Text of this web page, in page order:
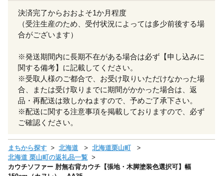
決済完了からおおよそ1か月程度
（受注生産のため、受付状況によっては多少前後する場
合がございます）
※発送期間内に長期不在がある場合は必ず【申し込みに
関する備考】に記載してください。
※受取人様のご都合で、お受け取りいただけなかった場
合、または受け取りまでに期間がかかった場合は、返
品・再配送は致しかねますので、予めご了承下さい。
※配送に関する注意事項を掲載しておりますので、必ず
ご確認ください。
まちから探す 北海道
北海道栗山町
北海道 栗山町の返礼品一覧
カウチソファー 肘無右背カウチ【張地・木脚塗装色選択可】幅